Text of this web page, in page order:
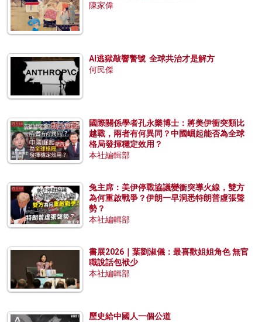
陳家偉
AI逃獄敲響警號 全球共治才是解方
何民傑
國際關係學者孔永樂博士：將美伊衝突類比
越戰，兩者有何異同？中國崛起能否為全球
格局發揮穩定效用？
本社編輯部
兔主席：美伊停戰協議變衝突導火線，雙方
為何重啟戰爭？伊朗一早洞悉特朗普虛張聲
勢？
本社編輯部
書展2026｜葉劉淑儀：最喜歡姐姐角色 無官
職說話包袱少
本社編輯部
歷史給中國人一個公道